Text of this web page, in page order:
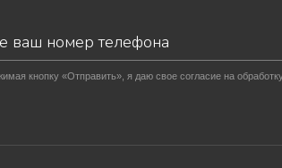
кнопку «Отправить», я даю свое согласие на